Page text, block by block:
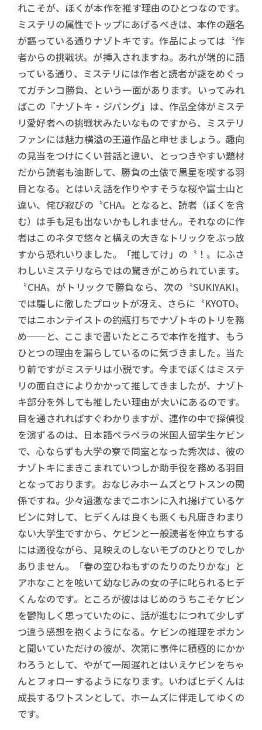
れこそが、ぼくが本作を推す理由のひとつなのです。
ミステリの属性でトップにあげるべきは、本作の題名
が謳っている通りナゾトキです。作品によっては〝作
者からの挑戦状〟が挿入されますね。あれが端的に語
っている通り、ミステリには作者と読者が謎をめぐっ
てガチンコ勝負、という一面があります。いってみれ
ばこの『ナゾトキ・ジパング』は、作品全体がミステ
リ愛好者への挑戦状みたいなものですから、ミステリ
ファンには魅力横溢の王道作品と申せましょう。趣向
の見当をつけにくい昔話と違い、とっつきやすい題材
だから読者も油断して、勝負の土俵で黒星を喫する羽
目となる。とはいえ話を作りやすそうな桜や富士山と
違い、侘び寂びの〝CHA〟となると、読者（ぼくを含
む）は手も足も出ないかもしれません。それなのに作
者はこのネタで悠々と構えの大きなトリックをぶっ放
すから恐れいりました。「推してけ」の〝！〟にふさ
わしいミステリならではの驚きがこめられています。
〝CHA〟がトリックで勝負なら、次の〝SUKIYAKI〟
では騙しに徹したプロットが冴え、さらに〝KYOTO〟
ではニホンテイストの釣瓶打ちでナゾトキのトリを務
め──と、ここまで書いたところで本作を推す、もう
ひとつの理由を漏らしているのに気づきました。当た
り前ですがミステリは小説です。今までぼくはミステ
リの面白さによりかかって推してきましたが、ナゾト
キ部分を外しても推したい理由が大いにあるのです。
目を通されればすぐわかりますが、連作の中で探偵役
を演ずるのは、日本語ペラペラの米国人留学生ケビン
で、心ならずも大学の寮で同室となった秀次は、彼の
ナゾトキにまきこまれていつしか助手役を務める羽目
となっております。おなじみホームズとワトスンの関
係ですね。少々過激なまでニホンに入れ揚げているケ
ビンに対して、ヒデくんは良くも悪くも凡庸きわまり
ない大学生ですから、ケビンと一般読者を仲立ちする
には適役ながら、見映えのしないモブのひとりでしか
ありません。「春の空ひねもすのたりのたりかな」と
アホなことを呟いて幼なじみの女の子に叱られるヒデ
くんなのです。ところが彼ははじめのうちこそケビン
を鬱陶しく思っていたのに、話が進むにつれて少しず
つ違う感想を抱くようになる。ケビンの推理をポカン
と聞いていただけの彼が、次第に事件に積極的にかか
わろうとして、やがて一周遅れとはいえケビンをちゃ
んとフォローするようになります。いわばヒデくんは
成長するワトスンとして、ホームズに伴走してゆくの
です。